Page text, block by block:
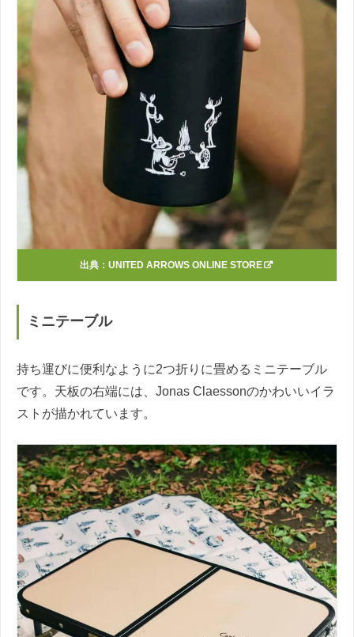
出典： UNITED ARROWS ONLINE STORE
ミニテーブル
持ち運びに便利なように2つ折りに畳めるミニテーブル
です。天板の右端には、Jonas Claessonのかわいいイラ
ストが描かれています。